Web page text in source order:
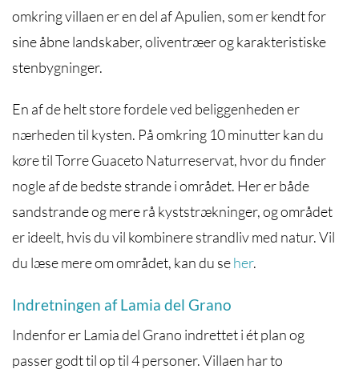
omkring villaen er en del afApulien, som er kendt for
sine åbne landskaber, oliventræer og karakteristiske
stenbygninger.
En af de helt store fordele ved beliggenheden er
nærheden til kysten. På omkring 10 minutter kan du
køre tilTorre Guaceto Naturreservat, hvor du finder
nogle af de bedste strande i området. Her er både
sandstrande og mere rå kyststrækninger, og området
er ideelt, hvis du vil kombinere strandliv med natur. Vil
du læse mere om området, kan du seher.
Indretningen af Lamia del Grano
Indenfor er Lamia del Grano indrettet i ét plan og
passer godt til op til 4 personer. Villaen har to